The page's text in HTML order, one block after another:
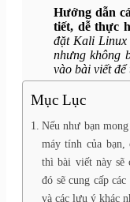
Hướng dẫn
tiết, dễ thực
đặt Kali Linux
nhưng không
vào bài viết để
Mục Lục
Nếu như bạn
máy tính của
thì bài viết này sẽ
đó sẽ cung cấp
và các lưu ý khác